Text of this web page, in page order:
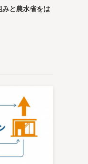
と農水省をは